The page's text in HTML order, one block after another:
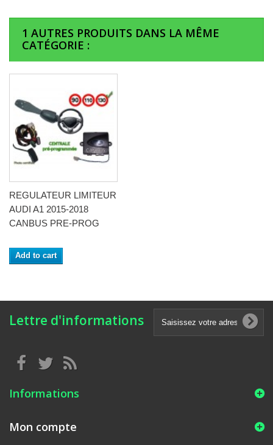
1 AUTRES PRODUITS DANS LA MÊME
CATÉGORIE :
REGULATEUR LIMITEUR
AUDI A1 2015-2018
CANBUS PRE-PROG
Add to cart
Lettre d'informations
Informations
Mon compte